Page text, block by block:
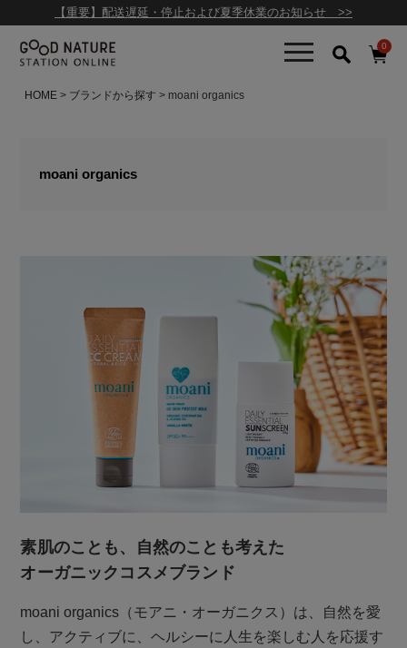
【重要】配送遅延・停止および夏季休業のお知らせ >>
0
HOME ブランドから探す moani organics
moani organics
素肌のことも、自然のことも考えた
オーガニックコスメブランド
moani organics（モアニ・オーガニクス）は、自然を愛
し、アクティブに、ヘルシーに人生を楽しむ人を応援す
キーワード
カテゴリー
価格